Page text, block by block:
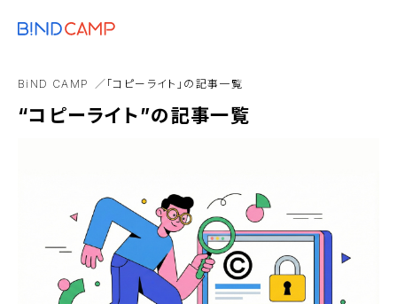
集客・マーケティング
BiND CAMP 「コピーライト」の記事一覧
“コピーライト”の記事一覧